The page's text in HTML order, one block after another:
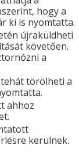
hogy a
ki is nyomtatta.
újraküldheti
követően.
a
törölheti a
ahhoz
kerülnek.